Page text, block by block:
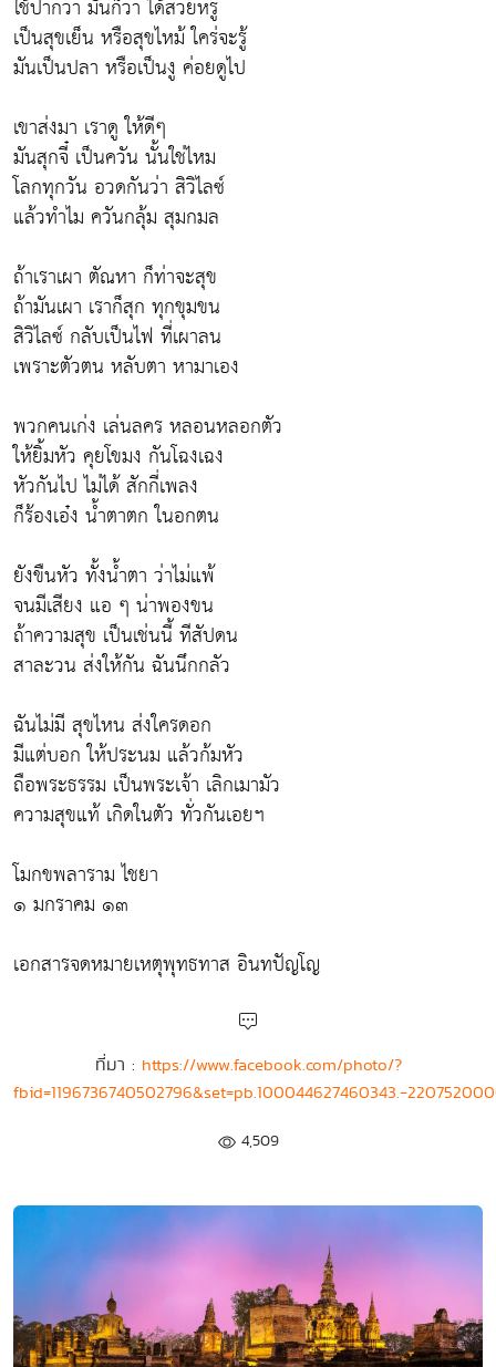
ใช้ปากว่า มันก็ว่า ได้สวยหรู
เป็นสุขเย็น หรือสุขไหม้ ใคร่จะรู้
มันเป็นปลา หรือเป็นงู ค่อยดูไป
เขาส่งมา เราดู ให้ดีๆ
มันสุกจี๋ เป็นควัน นั้นใช่ไหม
โลกทุกวัน อวดกันว่า สิวิไลซ์
แล้วทำไม ควันกลุ้ม สุมกมล
ถ้าเราเผา ตัณหา ก็ท่าจะสุข
ถ้ามันเผา เราก็สุก ทุกขุมขน
สิวิไลซ์ กลับเป็นไฟ ที่เผาลน
เพราะตัวตน หลับตา หามาเอง
พวกคนเก่ง เล่นลคร หลอนหลอกตัว
ให้ยิ้มหัว คุยโขมง กันโฉงเฉง
หัวกันไป ไม่ได้ สักกี่เพลง
ก็ร้องเอ๋ง น้ำตาตก ในอกตน
ยังขืนหัว ทั้งน้ำตา ว่าไม่แพ้
จนมีเสียง แอ ๆ น่าพองขน
ถ้าความสุข เป็นเช่นนี้ ทีสัปดน
สาละวน ส่งให้กัน ฉันนึกกลัว
ฉันไม่มี สุขไหน ส่งใครดอก
มีแต่บอก ให้ประนม แล้วก้มหัว
ถือพระธรรม เป็นพระเจ้า เลิกเมามัว
ความสุขแท้ เกิดในตัว ทั่วกันเอยฯ
โมกขพลาราม ไชยา
๑ มกราคม ๑๓
เอกสารจดหมายเหตุพุทธทาส อินทปัญโญ
ที่มา : https://www.facebook.com/photo/?
fbid=1196736740502796&set=pb.100044627460343.-
4,509